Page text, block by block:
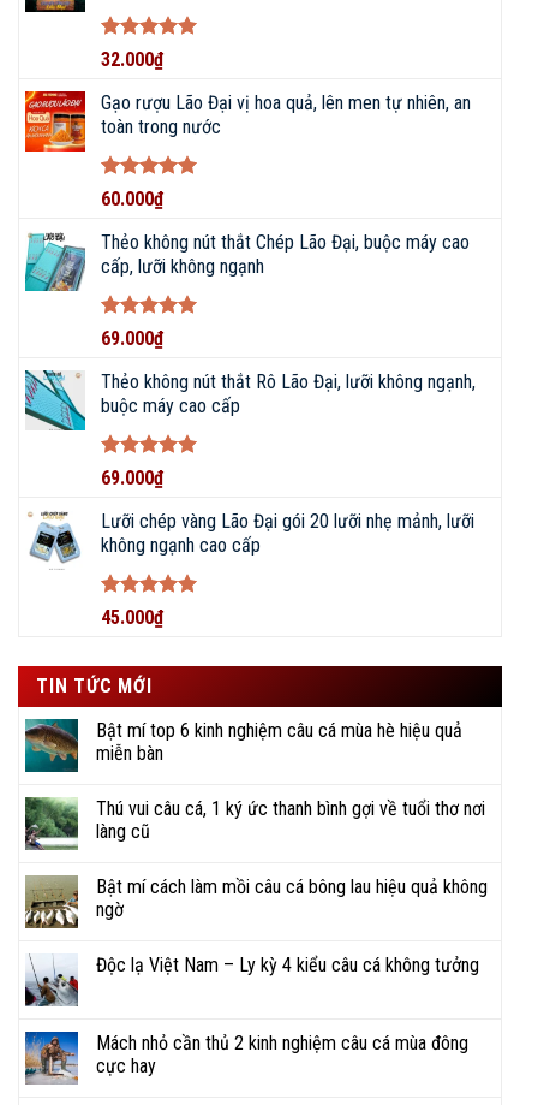
BigFishing Đồ Câu, uy tín tạo dựng niềm tin
BigFishing chúng tôi cam kết về bảo hành, hậu mãi tận tâm và
chất lượng sản phẩm được cung cấp chính hãng.
Ngoài ra, BigFishing hỗ trợ và giải đáp mọi thắc mắc của
khách hàng về sản phẩm một cách nhanh chóng và chính xác.
Được xếp
55
sao
32.000₫
Gạo rượu Lão Đại vị hoa quả, lên men tự nhiên, an
toàn trong nước
Được xếp
55
sao
60.000₫
Thẻo không nút thắt Chép Lão Đại, buộc máy cao
cấp, lưỡi không ngạnh
Được xếp
55
sao
69.000₫
Thẻo không nút thắt Rô Lão Đại, lưỡi không ngạnh,
buộc máy cao cấp
Được xếp
55
sao
69.000₫
Lưỡi chép vàng Lão Đại gói 20 lưỡi nhẹ mảnh, lưỡi
không ngạnh cao cấp
Được xếp
55
45.000₫
TIN TỨC MỚI
Bật mí top 6 kinh nghiệm câu cá mùa hè hiệu quả
miễn bàn
Thú vui câu cá, 1 ký ức thanh bình gợi về tuổi thơ nơi
làng cũ
Bật mí cách làm mồi câu cá bông lau hiệu quả không
ngờ
Độc lạ Việt Nam – Ly kỳ 4 kiểu câu cá không tưởng
Mách nhỏ cần thủ 2 kinh nghiệm câu cá mùa đông
cực hay